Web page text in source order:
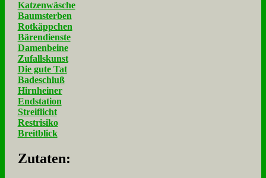
Katzenwäsche
Baumsterben
Rotkäppchen
Bärendienste
Damenbeine
Zufallskunst
Die gute Tat
Badeschluß
Hirnheiner
Endstation
Streiflicht
Restrisiko
Breitblick
Zu­ta­ten: